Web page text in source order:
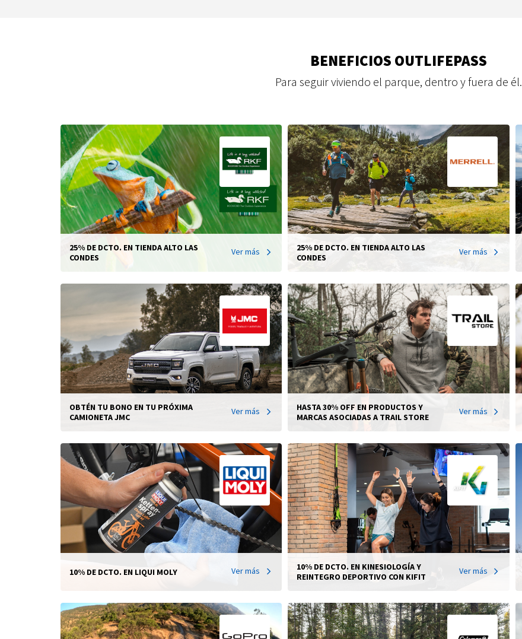
BENEFICIOS OUTLIFEPASS
Para seguir viviendo el parque, dentro y fuera de él.
25% DE DCTO. EN TIENDA ALTO LAS
CONDES
Ver más
25% DE DCTO. EN TIENDA ALTO LAS
CONDES
Ver más
OBTÉN TU BONO EN TU PRÓXIMA
CAMIONETA JMC
Ver más
HASTA 30% OFF EN PRODUCTOS Y
MARCAS ASOCIADAS A TRAIL STORE
Ver más
10% DE DCTO. EN LIQUI MOLY Ver más
10% DE DCTO. EN KINESIOLOGÍA Y
REINTEGRO DEPORTIVO CON KIFIT
Ver más